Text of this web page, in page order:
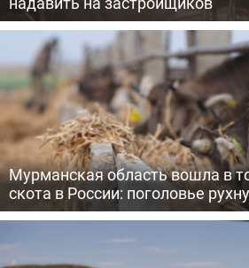
Мурманская область вошла в
скота в России: поголовье